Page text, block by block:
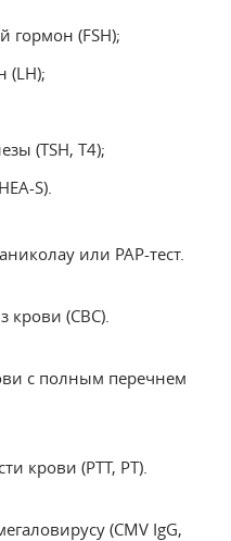
(FSH);
(LH);
(TSH, Т4);
S).
или PAP-тест.
(CBC).
с полным перечнем
крови (PTT, PT).
(CMV IgG,